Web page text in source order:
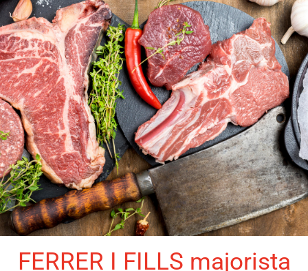
FERRER I FILLS majorista